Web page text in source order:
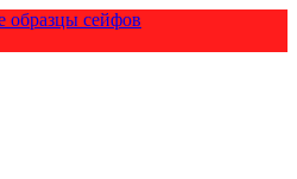
образцы сейфов